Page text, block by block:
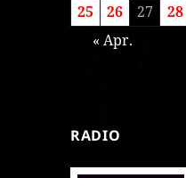
25
26 27 28
« Apr.
RADIO